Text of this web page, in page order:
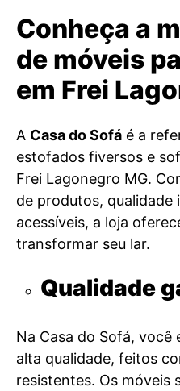
Conheça a
de móveis
em Frei
A Casa do Sofá é a
estofados fiversos e
Frei Lagonegro MG.
de produtos, qualidade
acessíveis, a loja
transformar seu lar.
Qualidade
Na Casa do Sofá,
alta qualidade, feitos
resistentes. Os móveis